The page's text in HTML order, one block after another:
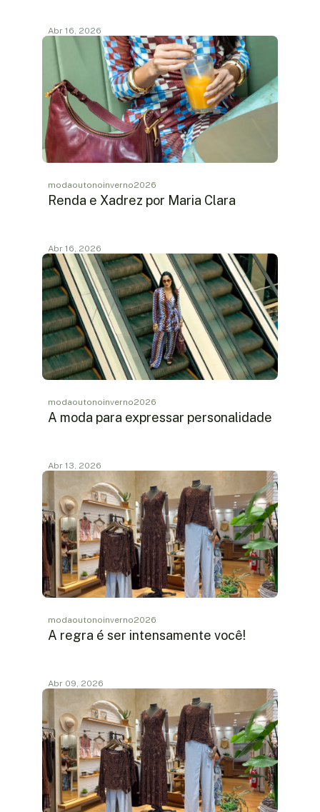
Abr 16, 2026
modaoutonoinverno2026
Renda e Xadrez por Maria Clara
Abr 16, 2026
modaoutonoinverno2026
A moda para expressar personalidade
Abr 13, 2026
modaoutonoinverno2026
A regra é ser intensamente você!
Abr 09, 2026